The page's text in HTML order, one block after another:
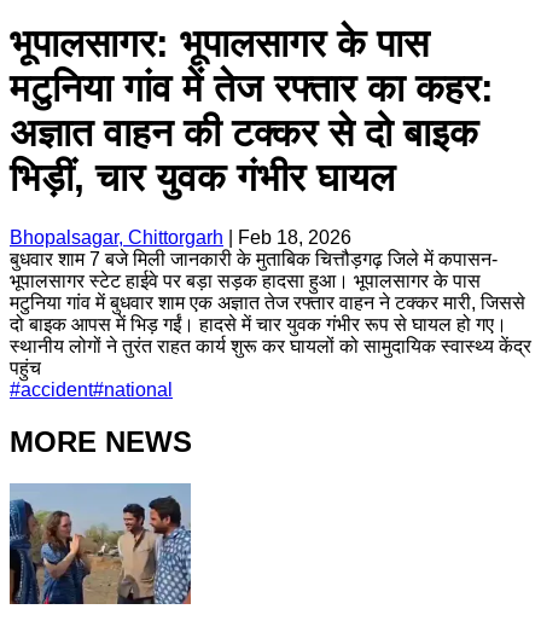
भूपालसागर: भूपालसागर के पास
मटुनिया गांव में तेज रफ्तार का कहर:
अज्ञात वाहन की टक्कर से दो बाइक
भिड़ीं, चार युवक गंभीर घायल
Bhopalsagar, Chittorgarh
Feb 18, 2026
बुधवार शाम 7 बजे मिली जानकारी के मुताबिक चित्तौड़गढ़ जिले में कपासन-
भूपालसागर स्टेट हाईवे पर बड़ा सड़क हादसा हुआ। भूपालसागर के पास
मटुनिया गांव में बुधवार शाम एक अज्ञात तेज रफ्तार वाहन ने टक्कर मारी, जिससे
दो बाइक आपस में भिड़ गईं। हादसे में चार युवक गंभीर रूप से घायल हो गए।
स्थानीय लोगों ने तुरंत राहत कार्य शुरू कर घायलों को सामुदायिक स्वास्थ्य केंद्र
पहुंच
#accident#national
MORE NEWS